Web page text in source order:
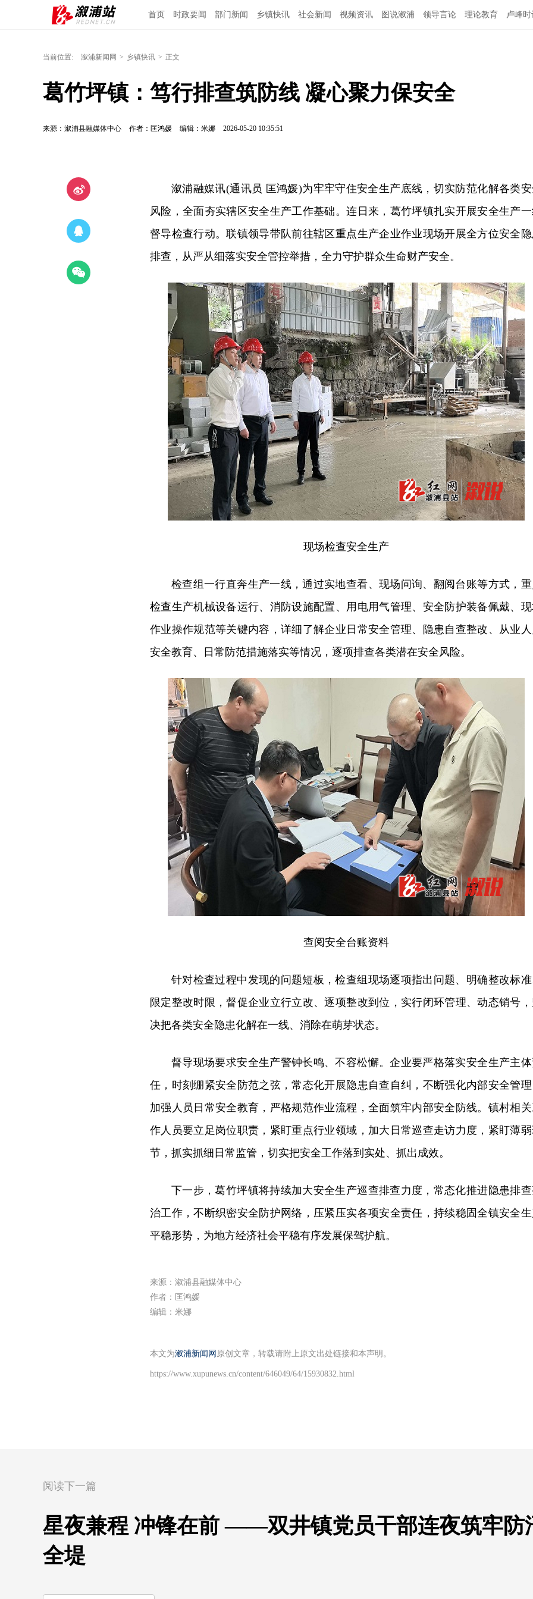
首页 时政要闻 部门新闻 乡镇快讯 社会新闻 视频资讯 图说溆浦 领导言论 理论教育 卢峰时
当前位置: 溆浦新闻网 > 乡镇快讯 > 正文
葛竹坪镇：笃行排查筑防线 凝心聚力保安全
来源：溆浦县融媒体中心 作者：匡鸿媛 编辑：米娜 2026-05-20 10:35:51
溆浦融媒讯(通讯员 匡鸿媛)为牢牢守住安全生产底线，切实防范化解各类
风险，全面夯实辖区安全生产工作基础。连日来，葛竹坪镇扎实开展安全生产
督导检查行动。联镇领导带队前往辖区重点生产企业作业现场开展全方位安全
排查，从严从细落实安全管控举措，全力守护群众生命财产安全。
现场检查安全生产
检查组一行直奔生产一线，通过实地查看、现场问询、翻阅台账等方式，
检查生产机械设备运行、消防设施配置、用电用气管理、安全防护装备佩戴、
作业操作规范等关键内容，详细了解企业日常安全管理、隐患自查整改、从业
安全教育、日常防范措施落实等情况，逐项排查各类潜在安全风险。
查阅安全台账资料
针对检查过程中发现的问题短板，检查组现场逐项指出问题、明确整改标
限定整改时限，督促企业立行立改、逐项整改到位，实行闭环管理、动态销号
决把各类安全隐患化解在一线、消除在萌芽状态。
督导现场要求安全生产警钟长鸣、不容松懈。企业要严格落实安全生产主
任，时刻绷紧安全防范之弦，常态化开展隐患自查自纠，不断强化内部安全管
加强人员日常安全教育，严格规范作业流程，全面筑牢内部安全防线。镇村相
作人员要立足岗位职责，紧盯重点行业领域，加大日常巡查走访力度，紧盯薄
节，抓实抓细日常监管，切实把安全工作落到实处、抓出成效。
下一步，葛竹坪镇将持续加大安全生产巡查排查力度，常态化推进隐患排
治工作，不断织密安全防护网络，压紧压实各项安全责任，持续稳固全镇安全
平稳形势，为地方经济社会平稳有序发展保驾护航。
来源：溆浦县融媒体中心
作者：匡鸿媛
编辑：米娜
本文为溆浦新闻网 原创文章，转载请附上原文出处链接和本声明。
https://www.xupunews.cn/content/646049/64/15930832.html
阅读下一篇
星夜兼程 冲锋在前 ——双井镇党员干部连夜筑牢防
全堤